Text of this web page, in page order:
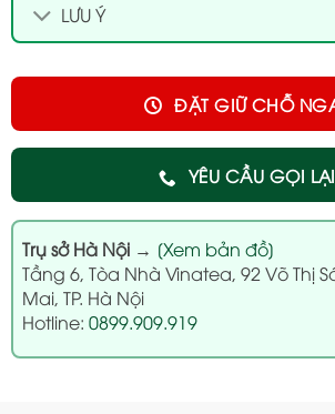
LƯU Ý
YÊU CẦU GỌI LẠI
ĐẶT GIỮ CHỖ
Trụ sở Hà Nội→ [Xem bản đồ]
Tầng 6, Tòa Nhà Vinatea, 92 Võ Thị
Mai, TP. Hà Nội
Hotline: 0899.909.919